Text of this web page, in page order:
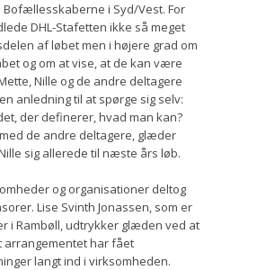
i Syd/Vest. For
DHL-Stafetten ikke så meget
af løbet men i højere grad om
og om at vise, at de kan være
Nille og de andre deltagere
anledning til at spørge sig selv:
der definerer, hvad man kan?
de andre deltagere, glæder
sig allerede til næste års løb.
og organisationer deltog
Lise Svinth Jonassen, som er
i Rambøll, udtrykker glæden ved at
arrangementet har fået
langt ind i virksomheden.